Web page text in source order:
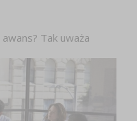
Tak uważa